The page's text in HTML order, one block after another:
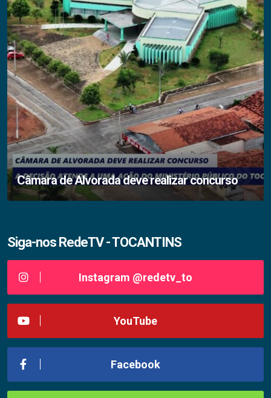
Câmara de Alvorada deve realizar concurso
Siga-nos RedeTV - TOCANTINS
Instagram @redetv_to
YouTube
Facebook